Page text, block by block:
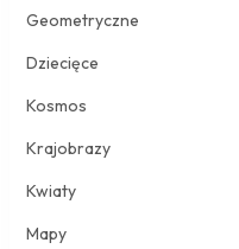
Geometryczne
Dziecięce
Kosmos
Krajobrazy
Kwiaty
Mapy